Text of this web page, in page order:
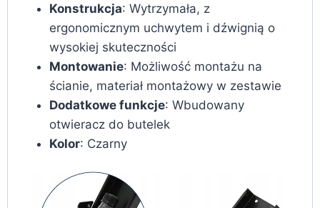
Konstrukcja: Wytrzymała, z
ergonomicznym uchwytem i dźwignią o
wysokiej skuteczności
Montowanie: Możliwość montażu na
ścianie, materiał montażowy w zestawie
Dodatkowe funkcje: Wbudowany
otwieracz do butelek
Kolor: Czarny